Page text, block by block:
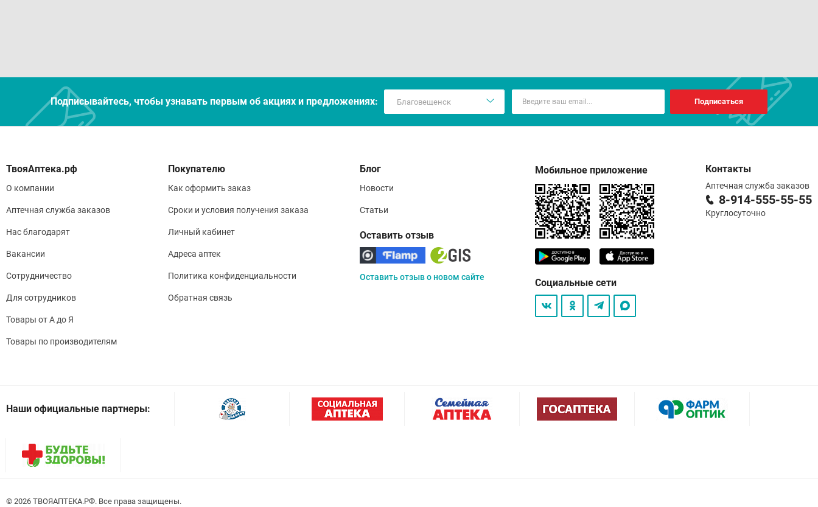
Подписывайтесь, чтобы узнавать первым об акцияx и предложениях: Подписаться
О компании
Аптечная служба заказов
Нас благодарят
Вакансии
Сотрудничество
Для сотрудников
Товары от А до Я
Товары по производителям
Покупателю
Как оформить заказ
Сроки и условия получения заказа
Личный кабинет
Адреса аптек
Политика конфиденциальности
Обратная связь
Блог
Новости
Статьи
Оставить отзыв
Оставить отзыв о новом сайте
Мобильное приложение
Социальные сети
Контакты
Аптечная служба заказов
8-914-555-55-55
Круглосуточно
Наши официальные партнеры:
© 2026 . Все права защищены.